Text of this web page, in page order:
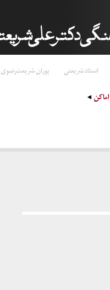
استاد شریعتی پوران شریعت‌رضوی
اماکن